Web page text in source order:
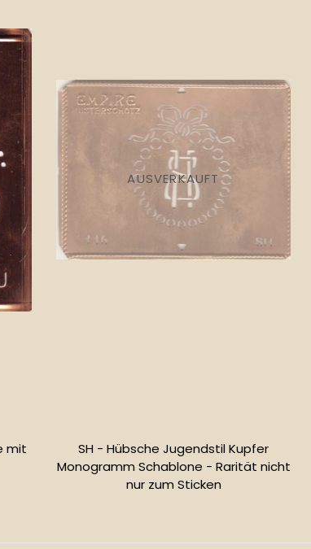
mit
AUSVERKAUFT
SH - Hübsche Jugendstil Kupfer
Monogramm Schablone - Rarität nicht
nur zum Sticken